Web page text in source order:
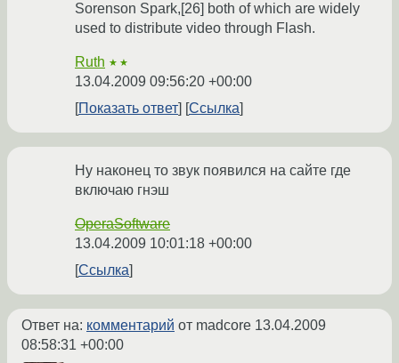
Sorenson Spark,[26] both of which are widely
used to distribute video through Flash.
Ruth ★★
13.04.2009 09:56:20 +00:00
Показать ответ
Ссылка
Ну наконец то звук появился на сайте где
включаю гнэш
OperaSoftware
13.04.2009 10:01:18 +00:00
Ссылка
Ответ на: комментарий от madcore 13.04.2009
08:58:31 +00:00